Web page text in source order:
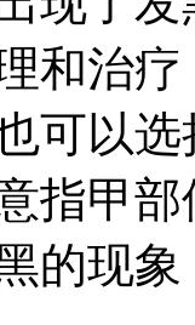
和治
可以
指甲
的现